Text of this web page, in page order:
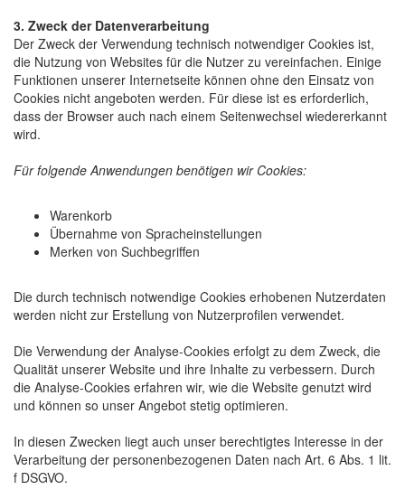
3. Zweck der Datenverarbeitung
Der Zweck der Verwendung technisch notwendiger Cookies ist,
die Nutzung von Websites für die Nutzer zu vereinfachen. Einige
Funktionen unserer Internetseite können ohne den Einsatz von
Cookies nicht angeboten werden. Für diese ist es erforderlich,
dass der Browser auch nach einem Seitenwechsel wiedererkannt
wird.
Für folgende Anwendungen benötigen wir Cookies:
Warenkorb
Übernahme von Spracheinstellungen
Merken von Suchbegriffen
Die durch technisch notwendige Cookies erhobenen Nutzerdaten
werden nicht zur Erstellung von Nutzerprofilen verwendet.
Die Verwendung der Analyse-Cookies erfolgt zu dem Zweck, die
Qualität unserer Website und ihre Inhalte zu verbessern. Durch
die Analyse-Cookies erfahren wir, wie die Website genutzt wird
und können so unser Angebot stetig optimieren.
In diesen Zwecken liegt auch unser berechtigtes Interesse in der
Verarbeitung der personenbezogenen Daten nach Art. 6 Abs. 1 lit.
f DSGVO.